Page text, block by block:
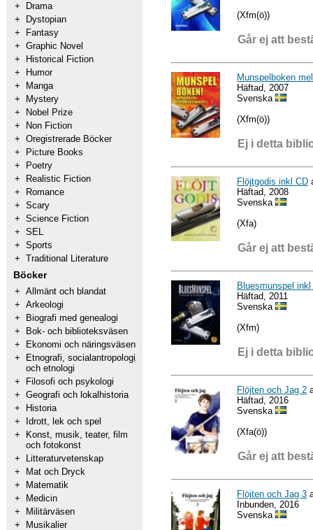
+
Drama
+
Dystopian
+
Fantasy
+ Graphic Novel
+
Historical Fiction
+
Humor
+
Manga
+
Mystery
+
Nobel Prize
+
Non Fiction
+ Oregistrerade Böcker
+
Picture Books
+
Poetry
+
Realistic Fiction
+
Romance
+ Scary
+ Science Fiction
+ SEL
+ Sports
+ Traditional Literature
Böcker
+ Allmänt och blandat
+ Arkeologi
+
Biografi med genealogi
+
Bok- och biblioteksväsen
+
Ekonomi och näringsväsen
+
Etnografi, socialantropologi
och etnologi
+
Filosofi och psykologi
+ Geografi och lokalhistoria
+
Historia
+
Idrott, lek och spel
+
Konst, musik, teater, film
och fotokonst
+
Litteraturvetenskap
+
Mat och Dryck
+
Matematik
+
Medicin
+
Militärväsen
+
Musikalier
(Xfm(ö))
Går ej att
Munspelboken
Häftad, 2007
Svenska
(Xfm(ö))
Ej i detta
Flöjtgodis inkl CD
Häftad, 2008
Svenska
(Xfa)
Går ej att
Bluesmunspel
Häftad, 2011
Svenska
(Xfm)
Ej i detta
Flöjten och Jag 2
Häftad, 2016
Svenska
(Xfa(ö))
Går ej att
Flöjten och Jag 3
Inbunden, 2016
Svenska